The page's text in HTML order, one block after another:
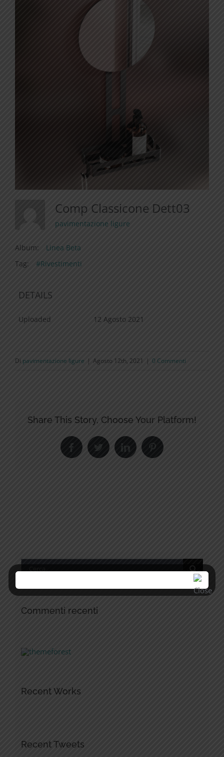
Comp Classicone Dett03
pavimentazione ligure
Album:
Linea Beta
Tag:
#Rivestimenti
DETAILS
Uploaded 12 Agosto 2021
Di pavimentazione ligure | Agosto 12th, 2021 | 0 Commenti
Share This Story, Choose Your Platform!
FacebookTwitterLinkedInPinterest
Cerca
Commenti recenti
Recent Works
Recent Tweets